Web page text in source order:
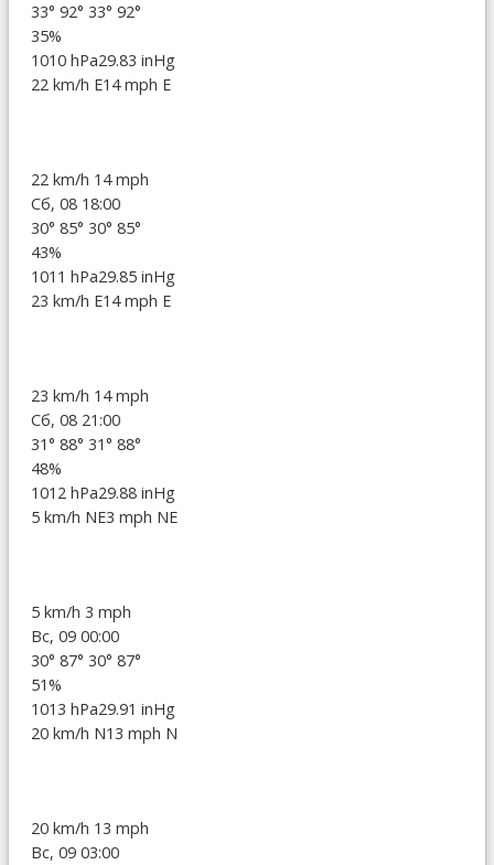
33° 92° 33° 92°
35%
1010 hPa29.83 inHg
22 km/h E14 mph E
22 km/h 14 mph
Сб, 08 18:00
30° 85° 30° 85°
43%
1011 hPa29.85 inHg
23 km/h E14 mph E
23 km/h 14 mph
Сб, 08 21:00
31° 88° 31° 88°
48%
1012 hPa29.88 inHg
5 km/h NE3 mph NE
5 km/h 3 mph
Вс, 09 00:00
30° 87° 30° 87°
51%
1013 hPa29.91 inHg
20 km/h N13 mph N
20 km/h 13 mph
Вс, 09 03:00